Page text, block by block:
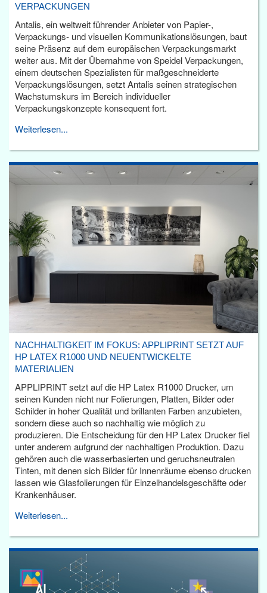
VERPACKUNGEN
Antalis, ein weltweit führender Anbieter von Papier-,
Verpackungs- und visuellen Kommunikationslösungen, baut
seine Präsenz auf dem europäischen Verpackungsmarkt
weiter aus. Mit der Übernahme von Speidel Verpackungen,
einem deutschen Spezialisten für maßgeschneiderte
Verpackungslösungen, setzt Antalis seinen strategischen
Wachstumskurs im Bereich individueller
Verpackungskonzepte konsequent fort.
Weiterlesen...
NACHHALTIGKEIT IM FOKUS: APPLIPRINT SETZT AUF
HP LATEX R1000 UND NEUENTWICKELTE
MATERIALIEN
APPLIPRINT setzt auf die HP Latex R1000 Drucker, um
seinen Kunden nicht nur Folierungen, Platten, Bilder oder
Schilder in hoher Qualität und brillanten Farben anzubieten,
sondern diese auch so nachhaltig wie möglich zu
produzieren. Die Entscheidung für den HP Latex Drucker fiel
unter anderem aufgrund der nachhaltigen Produktion. Dazu
gehören auch die wasserbasierten und geruchsneutralen
Tinten, mit denen sich Bilder für Innenräume ebenso drucken
lassen wie Glasfolierungen für Einzelhandelsgeschäfte oder
Krankenhäuser.
Weiterlesen...